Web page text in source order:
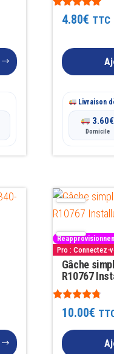
Note
4.884.80€ TTC
Livraison
3.60€
Domicile
Pro : Connectez-
Gâche
R10767
Note
4.6710.00€